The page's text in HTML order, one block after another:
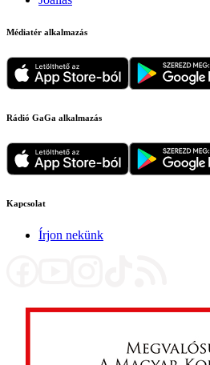
Médiatér alkalmazás
Rádió GaGa alkalmazás
Kapcsolat
Írjon nekünk